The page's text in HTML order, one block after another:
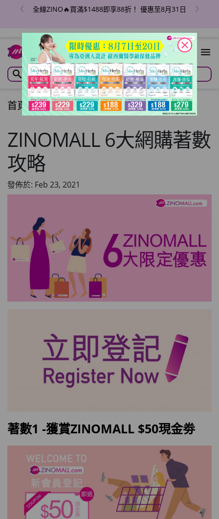
全線ZINO🔥買滿$1488即享88折！ 優惠至8月31日
首頁/文章/Articles
ZINOMALL 6大網購著數
攻略
發佈於: Feb 23, 2021
著數1 -獲賞ZINOMALL $50現金劵
close